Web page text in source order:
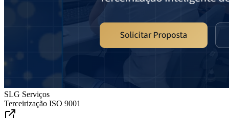
SLG Serviços
Terceirização ISO 9001